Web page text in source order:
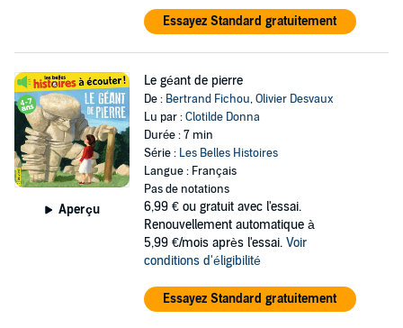
Essayez Standard gratuitement
Aperçu
Le géant de pierre
De : Bertrand Fichou,Olivier Desvaux
Lu par :Clotilde Donna
Durée : 7 min
Série : Les Belles Histoires
Langue : Français
Pas de notations
6,99 € ou gratuit avec l'essai.
Renouvellement automatique à
5,99 €/mois après l'essai. Voir
conditions d'éligibilité
Essayez Standard gratuitement